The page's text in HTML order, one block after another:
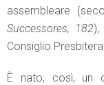
assembleare
Successores, 182),
Consiglio
È nato, così, un